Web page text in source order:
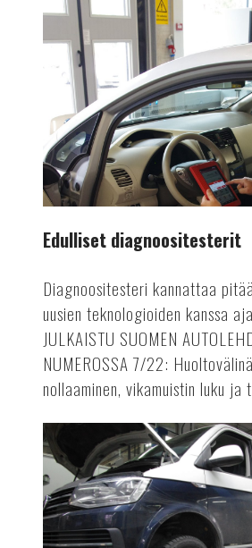
Edulliset diagnoositesterit
Diagnoositesteri kannattaa
uusien teknologioiden kanssa
JULKAISTU SUOMEN
NUMEROSSA 7/22:
nollaaminen, vikamuistin luku ja
Järeät
2-
pilarinostimet